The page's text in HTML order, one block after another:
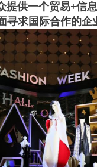
提供一个贸易+信
寻求国际合作的企